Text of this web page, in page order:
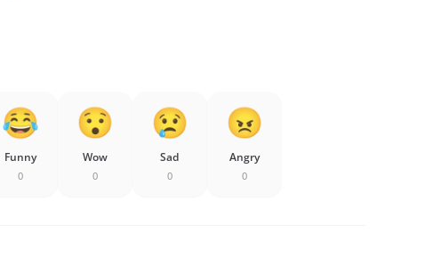
Funny
0
Wow
0
Sad
0
Angry
0